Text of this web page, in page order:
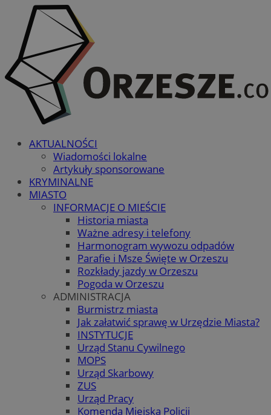
AKTUALNOŚCI
Wiadomości lokalne
Artykuły sponsorowane
KRYMINALNE
MIASTO
INFORMACJE O MIEŚCIE
Historia miasta
Ważne adresy i telefony
Harmonogram wywozu odpadów
Parafie i Msze Święte w Orzeszu
Rozkłady jazdy w Orzeszu
Pogoda w Orzeszu
ADMINISTRACJA
Burmistrz miasta
Jak załatwić sprawę w Urzędzie Miasta?
INSTYTUCJE
Urząd Stanu Cywilnego
MOPS
Urząd Skarbowy
ZUS
Urząd Pracy
Komenda Miejska Policji